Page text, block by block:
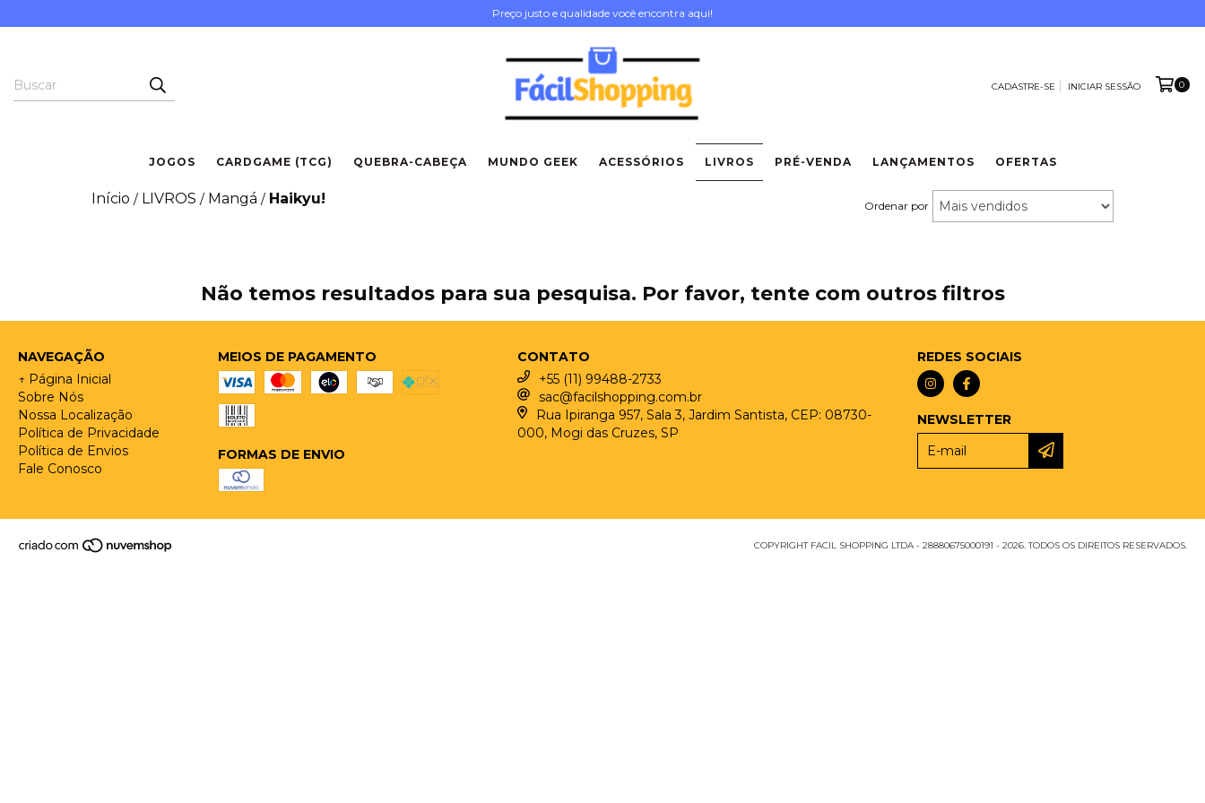
Preço justo e qualidade você encontra aqui!
CADASTRE-SE INICIAR SESSÃO 0
JOGOS CARDGAME (TCG) QUEBRA-CABEÇA MUNDO GEEK ACESSÓRIOS LIVROS PRÉ-VENDA LANÇAMENTOS OFERTAS
Início / LIVROS / Mangá / Haikyu! Ordenar por
Não temos resultados para sua pesquisa. Por favor, tente com outros filtros
NAVEGAÇÃO
↑ Página Inicial
Sobre Nós
Nossa Localização
Política de Privacidade
Política de Envios
Fale Conosco
MEIOS DE PAGAMENTO
FORMAS DE ENVIO
CONTATO
+55 (11) 99488-2733
sac@facilshopping.com.br
Rua Ipiranga 957, Sala 3, Jardim Santista, CEP: 08730-
000, Mogi das Cruzes, SP
REDES SOCIAIS
NEWSLETTER
COPYRIGHT FACIL SHOPPING LTDA - 28880675000191 - 2026. TODOS OS DIREITOS RESERVADOS.